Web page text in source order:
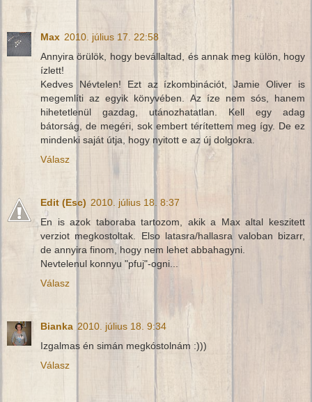
Max 2010. július 17. 22:58
Annyira örülök, hogy bevállaltad, és annak meg külön, hogy
ízlett!
Kedves Névtelen! Ezt az ízkombinációt, Jamie Oliver is
megemlíti az egyik könyvében. Az íze nem sós, hanem
hihetetlenül gazdag, utánozhatatlan. Kell egy adag
bátorság, de megéri, sok embert térítettem meg így. De ez
mindenki saját útja, hogy nyitott e az új dolgokra.
Válasz
Edit (Esc) 2010. július 18. 8:37
En is azok taboraba tartozom, akik a Max altal keszitett
verziot megkostoltak. Elso latasra/hallasra valoban bizarr,
de annyira finom, hogy nem lehet abbahagyni.
Nevtelenul konnyu "pfuj"-ogni...
Válasz
Bianka 2010. július 18. 9:34
Izgalmas én simán megkóstolnám :)))
Válasz